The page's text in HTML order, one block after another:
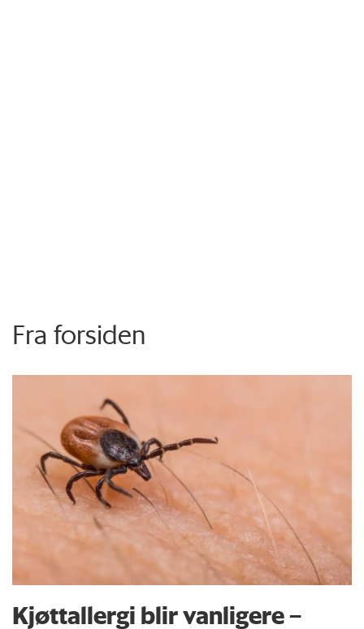
Fra forsiden
Kjøttallergi blir vanligere –